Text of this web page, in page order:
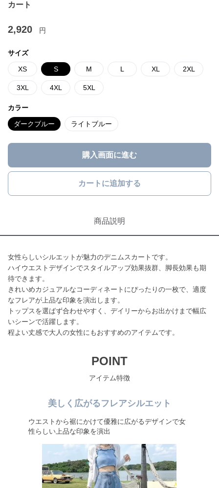
カート
2,920 円
サイズ
XS S M L XL 2XL
3XL 4XL 5XL
カラー
ダークブルー ライトブルー
購入画面に進む
カートに追加する
商品説明
女性らしいシルエットが魅力のデニムスカートです。
ハイウエストデザインでスタイルアップ効果抜群、脚長効果も期
待できます。
きれいめカジュアルなコーディネートにぴったりの一枚で、適度
なフレアが上品な印象を演出します。
トップスを選ばず合わせやすく、デイリーからお出かけまで幅広
いシーンで活躍します。
程よい丈感で大人の女性にもおすすめのアイテムです。
POINT
アイテム特徴
美しく広がるフレアシルエット
ウエストから裾にかけて優雅に広がるデザインで女
性らしい上品な印象を演出